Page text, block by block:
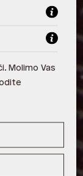
Molimo Vas